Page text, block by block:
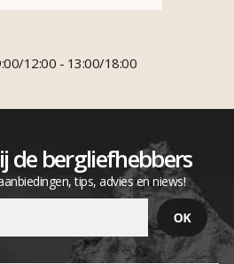
12:00 - 13:00/18:00
de bergliefhebbers
tips, advies en niews!